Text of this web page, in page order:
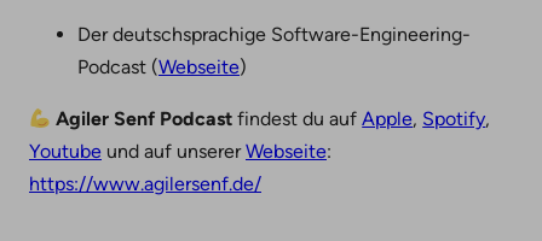
Der deutschsprachige Software-Engineering-
Podcast (Webseite)
Agiler Senf Podcast findest du aufApple, Spotify,
Youtube und auf unsererWebseite:
https://www.agilersenf.de/